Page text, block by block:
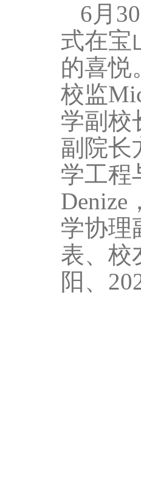
6月 30
式在宝
的喜悦
校监
学副校
副院长
学工程
Denize
学协理
表、校
阳、